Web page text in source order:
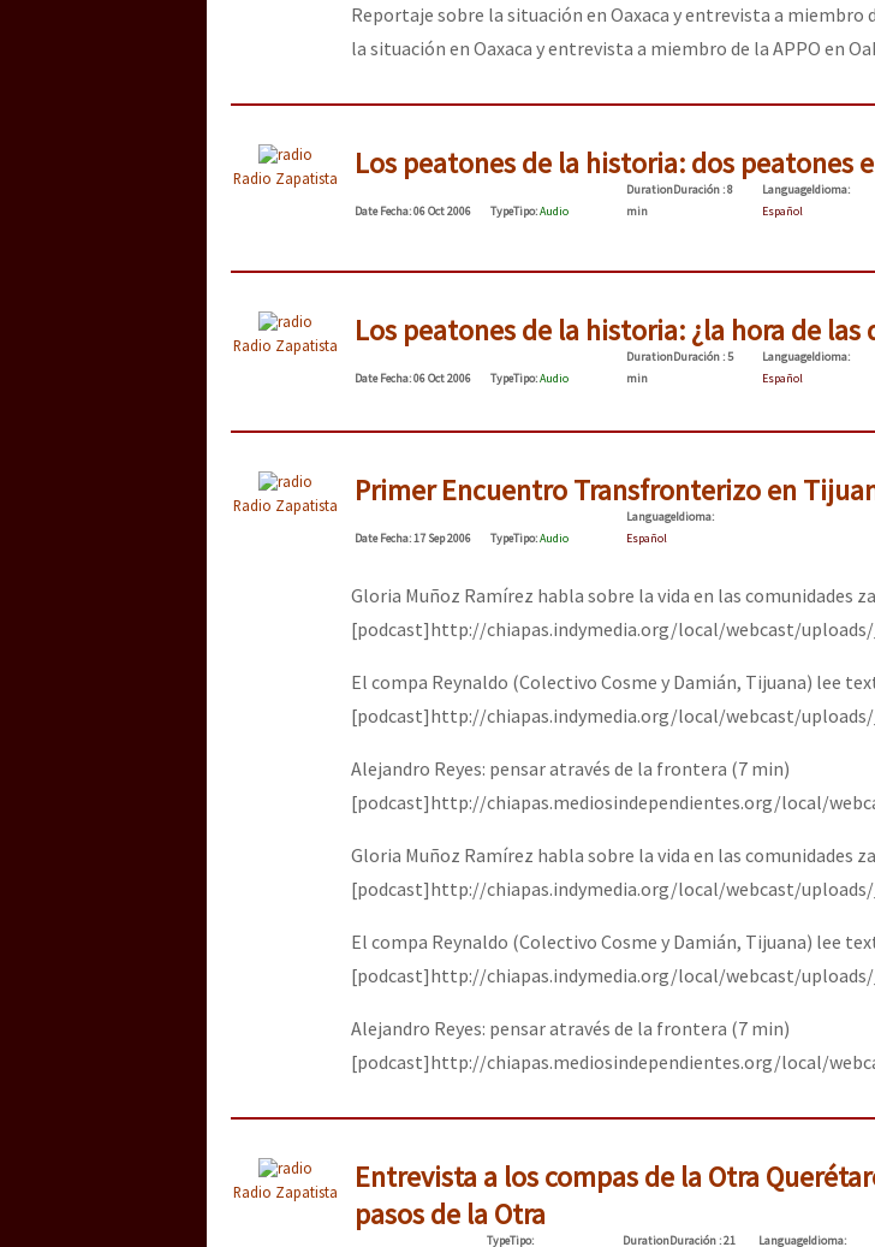
Reportaje sobre la situación en Oaxaca y entrevista a miembro
la situación en Oaxaca y entrevista a miembro de la APPO en
Radio Zapatista Los peatones de la historia: dos peatones
DateFecha: 06 Oct 2006 TypeTipo:Audio
DurationDuración: 8
min
LanguageIdioma:
Español
Radio Zapatista Los peatones de la historia: ¿la hora de las
DateFecha: 06 Oct 2006 TypeTipo:Audio
DurationDuración: 5
min
LanguageIdioma:
Español
Radio Zapatista Primer Encuentro Transfronterizo en
DateFecha: 17 Sep 2006 TypeTipo:Audio
LanguageIdioma:
Español
Gloria Muñoz Ramírez habla sobre la vida en las comunidades
[podcast]http://chiapas.indymedia.org/local/webcast/
El compa Reynaldo (Colectivo Cosme y Damián, Tijuana) lee
[podcast]http://chiapas.indymedia.org/local/webcast/
Alejandro Reyes: pensar através de la frontera (7 min)
[podcast]http://chiapas.mediosindependientes.org/local/
Gloria Muñoz Ramírez habla sobre la vida en las comunidades
[podcast]http://chiapas.indymedia.org/local/webcast/
El compa Reynaldo (Colectivo Cosme y Damián, Tijuana) lee
[podcast]http://chiapas.indymedia.org/local/webcast/
Alejandro Reyes: pensar através de la frontera (7 min)
[podcast]http://chiapas.mediosindependientes.org/local/
Radio Zapatista
Entrevista a los compas de la Otra
pasos de la Otra
TypeTipo: DurationDuración: 21 LanguageIdioma: